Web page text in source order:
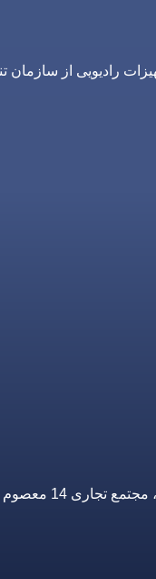
رادیویی از سازمان
، طبقه 3، واحد 3